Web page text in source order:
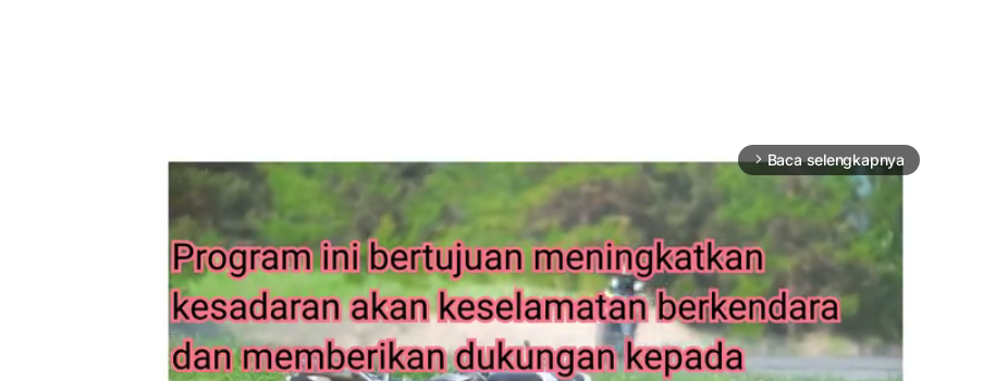
arrow_forward_ios Baca selengkapnya